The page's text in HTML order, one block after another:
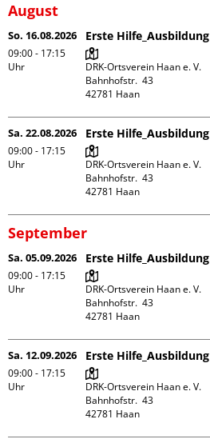
August
So. 16.08.2026
09:00 - 17:15
Uhr
Erste Hilfe_Ausbildung
DRK-Ortsverein Haan e. V.
Bahnhofstr.  43
Sa. 22.08.2026
09:00 - 17:15
Uhr
Erste Hilfe_Ausbildung
DRK-Ortsverein Haan e. V.
Bahnhofstr.  43
September
Sa. 05.09.2026
09:00 - 17:15
Uhr
Erste Hilfe_Ausbildung
DRK-Ortsverein Haan e. V.
Bahnhofstr.  43
Sa. 12.09.2026
09:00 - 17:15
Uhr
Erste Hilfe_Ausbildung
DRK-Ortsverein Haan e. V.
Bahnhofstr.  43